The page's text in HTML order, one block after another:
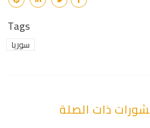
Tags
سوريا
ذات الصلة